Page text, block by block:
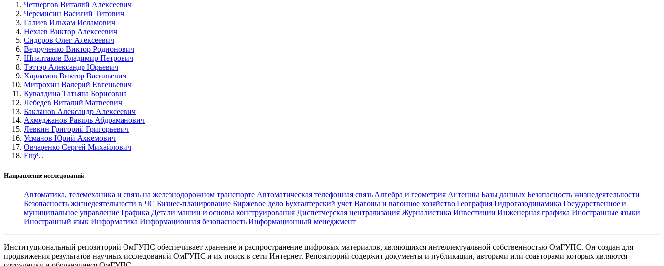
Четвергов Виталий Алексеевич
Черемисин Василий Титович
Галиев Ильхам Исламович
Нехаев Виктор Алексеевич
Сидоров Олег Алексеевич
Ведрученко Виктор Родионович
Шпалтаков Владимир Петрович
Тэттэр Александр Юрьевич
Харламов Виктор Васильевич
Митрохин Валерий Евгеньевич
Кувалдина Татьяна Борисовна
Лебедев Виталий Матвеевич
Бакланов Александр Алексеевич
Ахмеджанов Равиль Абдраманович
Левкин Григорий Григорьевич
Усманов Юрий Ахкемович
Овчаренко Сергей Михайлович
Ещё...
Направление исследований
Автоматика, телемеханика и связь на железнодорожном транспорте Автоматическая телефонная связь Алгебра и геометрия Антенны Базы данных Безопасность жизнедеятельности
Безопасность жизнедеятельности в ЧС Бизнес-планирование Биржевое дело Бухгалтерский учет Вагоны и вагонное хозяйство География Гидрогазодинамика Государственное и
муниципальное управление Графика Детали машин и основы конструирования Диспетчерская централизация Журналистика Инвестиции Инженерная графика Иностранные языки
Иностранный язык Информатика Информационная безопасность Информационный менеджмент
Институциональный репозиторий ОмГУПС обеспечивает хранение и распространение цифровых материалов, являющихся интеллектуальной собственностью ОмГУПС. Он создан для
продвижения результатов научных исследований ОмГУПС и их поиск в сети Интернет. Репозиторий содержит документы и публикации, авторами или соавторами которых являются